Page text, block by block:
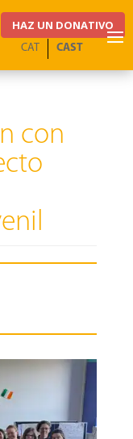
HAZ UN DONATIVO
CAST
CAT
con